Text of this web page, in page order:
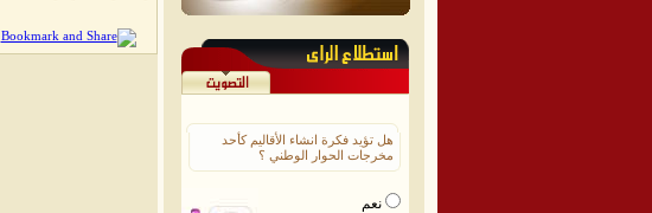
هل تؤيد فكرة انشاء الأقاليم كأحد
مخرجات الحوار الوطني ؟
نعم